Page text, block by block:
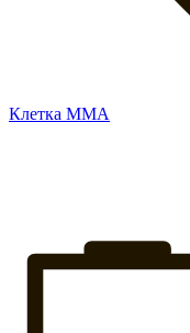
Клетка ММА